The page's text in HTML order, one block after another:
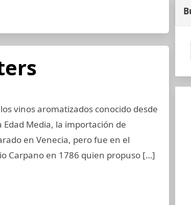
vinos aromatizados conocido desde
Media, la importación de
en Venecia, pero fue en el
Carpano en 1786 quien propuso […]